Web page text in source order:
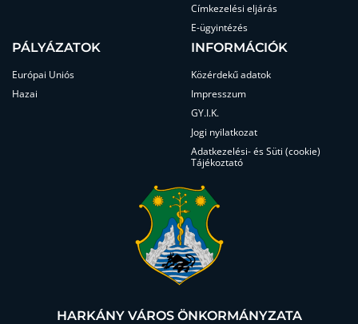
Címkezelési eljárás
E-ügyintézés
PÁLYÁZATOK
Európai Uniós
Hazai
INFORMÁCIÓK
Közérdekű adatok
Impresszum
GY.I.K.
Jogi nyilatkozat
Adatkezelési- és Süti (cookie)
Tájékoztató
HARKÁNY VÁROS ÖNKORMÁNYZATA